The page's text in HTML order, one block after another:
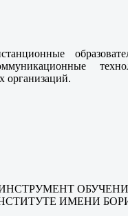
организаций.
ИМЕНИ